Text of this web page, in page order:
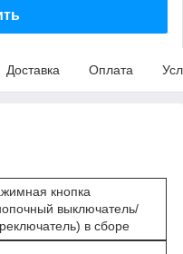
Доставка Оплата
кнопка
выключатель/
в сборе